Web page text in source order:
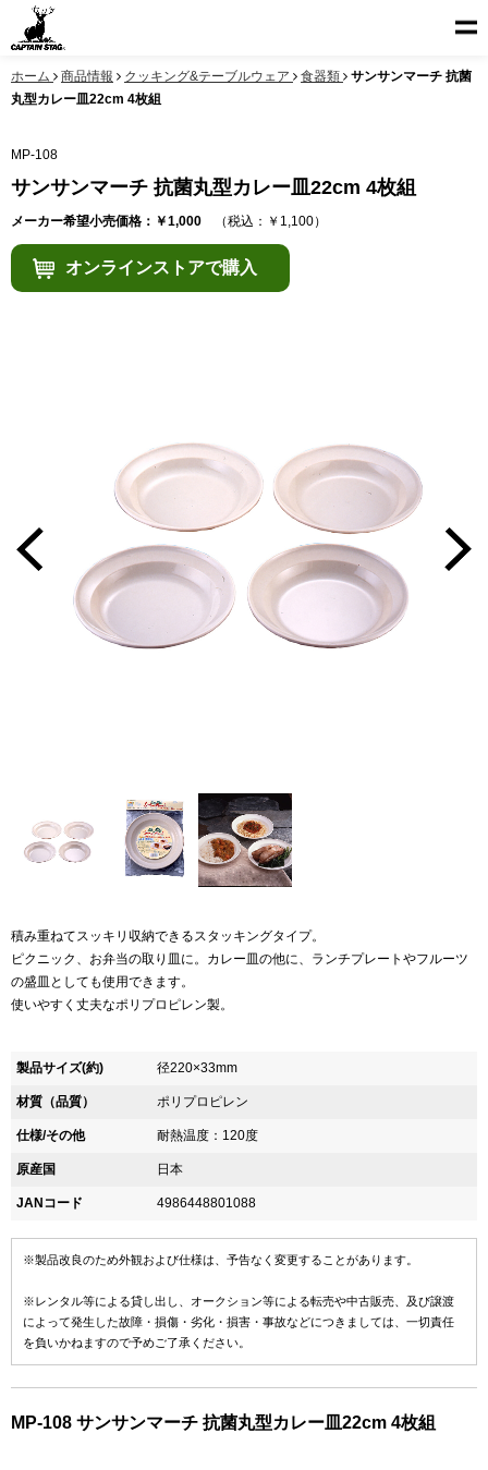
ホーム 商品情報 クッキング&テーブルウェア 食器類
サンサンマーチ 抗菌
丸型カレー皿22cm 4枚組
MP-108
サンサンマーチ 抗菌丸型カレー皿22cm 4枚組
メーカー希望小売価格：￥1,000 （税込：￥1,100）
オンラインストアで購入
積み重ねてスッキリ収納できるスタッキングタイプ。
ピクニック、お弁当の取り皿に。カレー皿の他に、ランチプレートやフルーツ
の盛皿としても使用できます。
使いやすく丈夫なポリプロピレン製。
製品サイズ(約) 径220×33mm
材質（品質） ポリプロピレン
仕様/その他 耐熱温度：120度
原産国 日本
JANコード 4986448801088
※製品改良のため外観および仕様は、予告なく変更することがあります。
※レンタル等による貸し出し、オークション等による転売や中古販売、及び譲渡
によって発生した故障・損傷・劣化・損害・事故などにつきましては、一切責任
を負いかねますので予めご了承ください。
MP-108 サンサンマーチ 抗菌丸型カレー皿22cm 4枚組